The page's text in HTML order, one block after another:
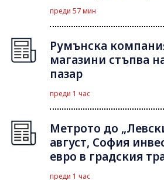
преди 57 мин
Румънска
магазини стъпва
пазар
преди 1 час
Метрото до
август, София
евро в градския
преди 1 час